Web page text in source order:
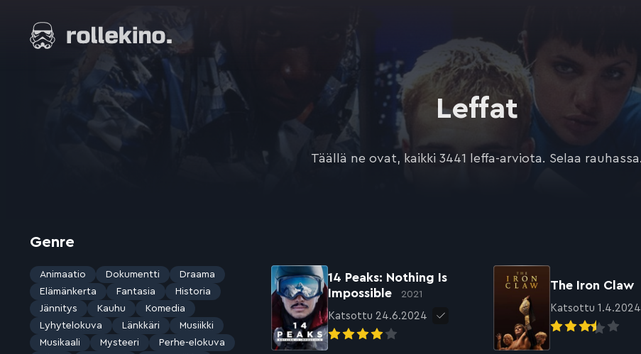
suoraan
sisältöön
Elokuvat ja elokuva-arviot | Rollekino.fi
lopputekstien
Leffat
Täällä ne ovat, kaikki 3441 leffa-arviota. Selaa rauhassa.
Genre
Animaatio Dokumentti
Draama
Elämänkerta
Fantasia
Historia
Jännitys
Kauhu
Komedia
Lyhytelokuva
Länkkäri
Musiikki
Musikaali
Mysteeri
Perhe-elokuva
14 Peaks: Nothing Is
Impossible
2021
Katsottu 24.6.2024
The Iron Claw
Katsottu 1.4.2024